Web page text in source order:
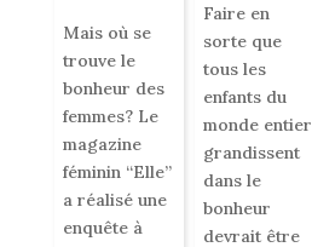
Mais où se
trouve le
bonheur des
femmes? Le
magazine
féminin “Elle”
a réalisé une
enquête à
Faire en
sorte que
tous les
enfants du
monde entier
grandissent
dans le
bonheur
devrait être